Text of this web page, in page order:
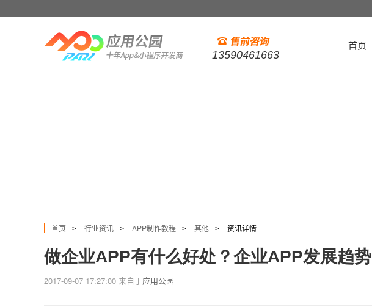
13590461663
首页
首页 > 行业资讯 > APP制作教程 > 其他 > 资讯详情
做企业APP有什么好处？企业APP发展趋势
2017-09-07 17:27:00 来自于应用公园